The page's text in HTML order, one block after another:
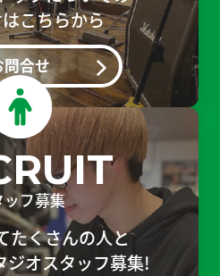
こちらから
問合せ
ッフ募集
たくさんの人と
ジオスタッフ募集!